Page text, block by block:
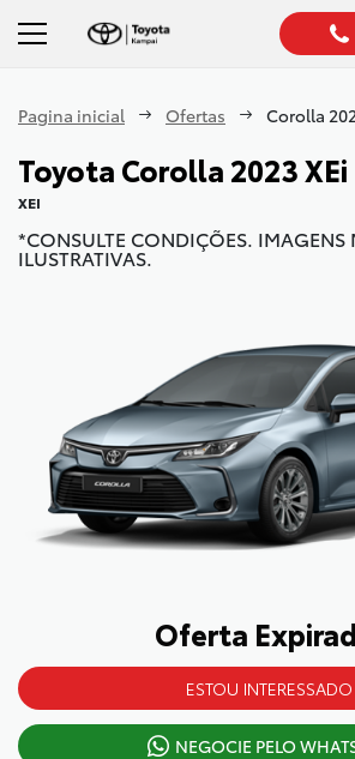
Pagina inicial Ofertas Corolla
Toyota Corolla 2023 XEi
XEI
Oferta
*CONSULTE CONDIÇÕES. IMAGENS
ILUSTRATIVAS.
ESTOU INTERESSADO
NEGOCIE PELO